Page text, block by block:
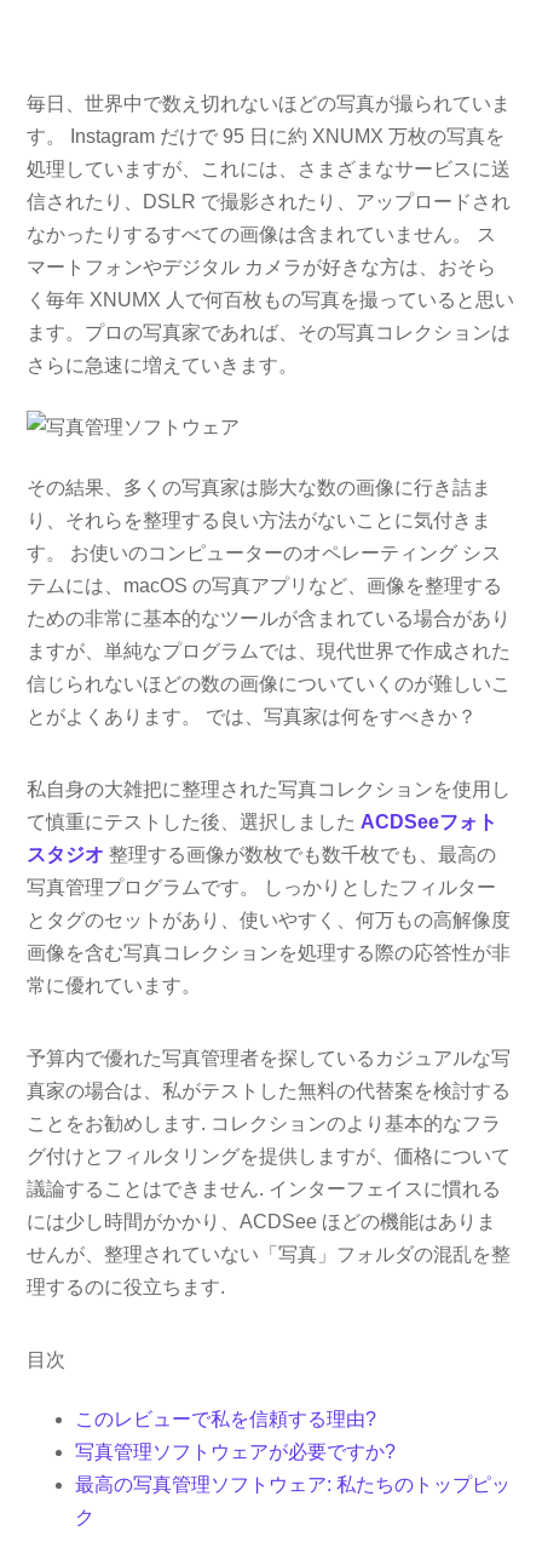
毎日、世界中で数え切れないほどの写真が撮られていま
す。 Instagram だけで 95 日に約 XNUMX 万枚の写真を
処理していますが、これには、さまざまなサービスに送
信されたり、DSLR で撮影されたり、アップロードされ
なかったりするすべての画像は含まれていません。 ス
マートフォンやデジタル カメラが好きな方は、おそら
く毎年 XNUMX 人で何百枚もの写真を撮っていると思い
ます。プロの写真家であれば、その写真コレクションは
さらに急速に増えていきます。
その結果、多くの写真家は膨大な数の画像に行き詰ま
り、それらを整理する良い方法がないことに気付きま
す。 お使いのコンピューターのオペレーティング シス
テムには、macOS の写真アプリなど、画像を整理する
ための非常に基本的なツールが含まれている場合があり
ますが、単純なプログラムでは、現代世界で作成された
信じられないほどの数の画像についていくのが難しいこ
とがよくあります。 では、写真家は何をすべきか？
私自身の大雑把に整理された写真コレクションを使用し
て慎重にテストした後、選択しました ACDSeeフォト
スタジオ 整理する画像が数枚でも数千枚でも、最高の
写真管理プログラムです。 しっかりとしたフィルター
とタグのセットがあり、使いやすく、何万もの高解像度
画像を含む写真コレクションを処理する際の応答性が非
常に優れています。
予算内で優れた写真管理者を探しているカジュアルな写
真家の場合は、私がテストした無料の代替案を検討する
ことをお勧めします. コレクションのより基本的なフラ
グ付けとフィルタリングを提供しますが、価格について
議論することはできません. インターフェイスに慣れる
には少し時間がかかり、ACDSee ほどの機能はありま
せんが、整理されていない「写真」フォルダの混乱を整
理するのに役立ちます.
目次
このレビューで私を信頼する理由?
写真管理ソフトウェアが必要ですか?
最高の写真管理ソフトウェア: 私たちのトップピッ
ク